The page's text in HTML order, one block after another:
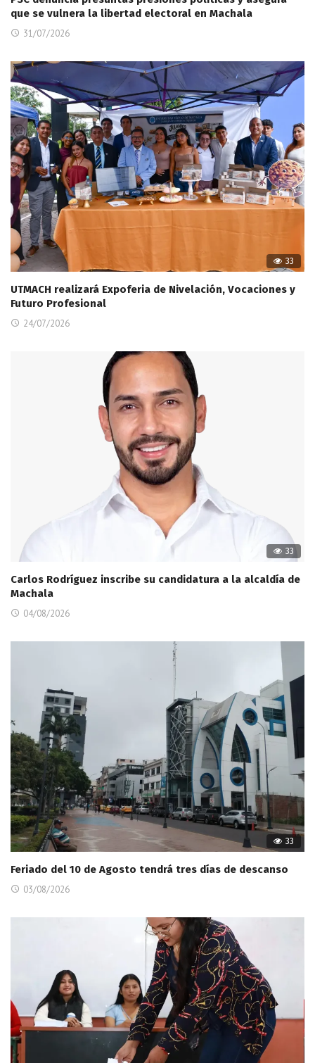
que se vulnera la libertad electoral en Machala
31/07/2026
33
UTMACH realizará Expoferia de Nivelación, Vocaciones y
Futuro Profesional
24/07/2026
33
Carlos Rodríguez inscribe su candidatura a la alcaldía de
Machala
04/08/2026
33
Feriado del 10 de Agosto tendrá tres días de descanso
03/08/2026